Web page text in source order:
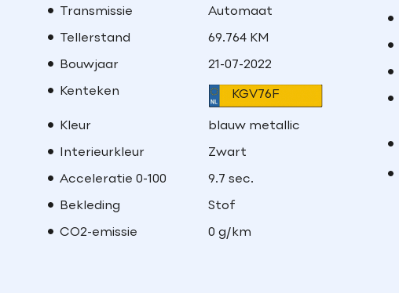
Transmissie Automaat
Tellerstand 69.764 KM
Bouwjaar 21-07-2022
Kenteken KGV76F
Kleur blauw metallic
Interieurkleur Zwart
Acceleratie 0-100 9.7 sec.
Bekleding Stof
CO2-emissie 0 g/km